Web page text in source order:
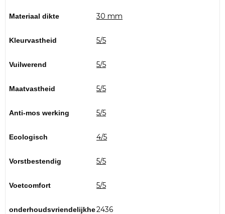
Materiaal dikte 30 mm
Kleurvastheid 5/5
Vuilwerend 5/5
Maatvastheid 5/5
Anti-mos werking 5/5
Ecologisch 4/5
Vorstbestendig 5/5
Voetcomfort 5/5
onderhoudsvriendelijkhe2436